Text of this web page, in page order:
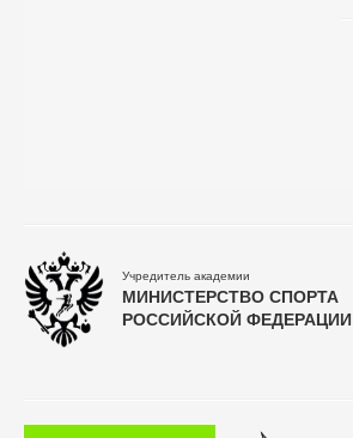
Учредитель академии
МИНИСТЕРСТВО СПОРТА
РОССИЙСКОЙ ФЕДЕРАЦИИ